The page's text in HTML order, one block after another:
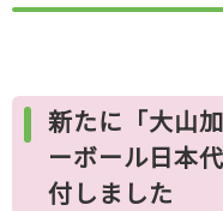
ら
新たに「大山
ーボール日本
付しました